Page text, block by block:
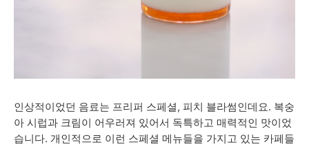
인상적이었던 음료는 프리퍼 스페셜, 피치 블라썸인데요. 복숭
아 시럽과 크림이 어우러져 있어서 독특하고 매력적인 맛이었
습니다. 개인적으로 이런 스페셜 메뉴들을 가지고 있는 카페들